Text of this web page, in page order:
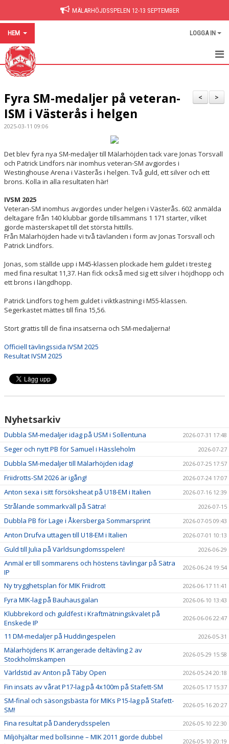
MÄLARHÖJDSSPELEN 12-13 SEPTEMBER
HEM LOGGA IN
HEM
NYHETER
BILDGALLERI
HITTA PÅ SIDAN
>
<
Fyra SM-medaljer på veteran-
ISM i Västerås i helgen
2025-03-11 09:06
Det blev fyra nya SM-medaljer till Mälarhöjden tack vare Jonas Torsvall
och Patrick Lindfors när inomhus veteran-SM avgjordes i
Westinghouse Arena i Västerås i helgen. Två guld, ett silver och ett
brons. Kolla in alla resultaten här!
IVSM 2025
Veteran-SM inomhus avgjordes under helgen i Västerås. 602 anmälda
deltagare från 140 klubbar gjorde tillsammans 1 171 starter, vilket
gjorde mästerskapet till det största hittills.
Från Mälarhöjden hade vi två tävlanden i form av Jonas Torsvall och
Patrick Lindfors.
Jonas, som ställde upp i M45-klassen plockade hem guldet i tresteg
med fina resultat 11,37. Han fick också med sig ett silver i höjdhopp och
ett brons i längdhopp.
Patrick Lindfors tog hem guldet i viktkastning i M55-klassen.
Segerkastet mättes till fina 15,56.
Stort grattis till de fina insatserna och SM-medaljerna!
Officiell tävlingssida IVSM 2025
Resultat IVSM 2025
Nyhetsarkiv
Dubbla SM-medaljer idag på USM i Sollentuna 2026-07-31 17:48
Seger och nytt PB för Samuel i Hässleholm 2026-07-27
Dubbla SM-medaljer till Mälarhöjden idag! 2026-07-25 17:57
Friidrotts-SM 2026 är igång! 2026-07-24 17:07
Anton sexa i sitt försöksheat på U18-EM i Italien 2026-07-16 12:39
Strålande sommarkväll på Sätra! 2026-07-15
Dubbla PB för Lage i Åkersberga Sommarsprint 2026-07-05 09:43
Anton Drufva uttagen till U18-EM i Italien 2026-07-01 10:13
Guld till Julia på Världsungdomsspelen! 2026-06-29
Anmäl er till sommarens och höstens tävlingar på Sätra
IP
2026-06-24 19:54
Ny trygghetsplan för MIK Friidrott 2026-06-17 11:41
Fyra MIK-lag på Bauhausgalan 2026-06-10 13:43
Klubbrekord och guldfest i Kraftmätningskvalet på
Enskede IP
2026-06-06 22:47
11 DM-medaljer på Huddingespelen 2026-05-31
Mälarhöjdens IK arrangerade deltävling 2 av
Stockholmskampen
2026-05-29 15:58
Världstid av Anton på Täby Open 2026-05-24 20:18
Fin insats av vårat P17-lag på 4x100m på Stafett-SM 2026-05-17 15:37
SM-final och säsongsbästa för MIKs P15-lag på Stafett-
SM!
2026-05-16 20:27
Fina resultat på Danderydsspelen 2026-05-10 22:30
Miljöhjältar med bollsinne – MIK 2011 gjorde dubbel
2026-05-10 20:19